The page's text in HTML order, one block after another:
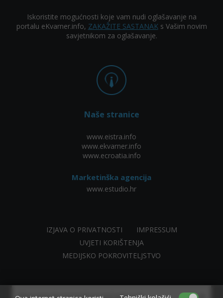
Allow www.ekvarner.info to send web push
Iskoristite mogućnosti koje vam nudi oglašavanje na
portalu eKvarner.info, ZAKAŽITE SASTANAKs Vašim novim
savjetnikom za oglašavanje.
Naše stranice
www.eistra.info
www.ekvarner.info
www.ecroatia.info
Marketinška agencija
www.estudio.hr
IZJAVA O PRIVATNOSTI
IMPRESSUM
UVJETI KORIŠTENJA
MEDIJSKO POKROVITELJSTVO